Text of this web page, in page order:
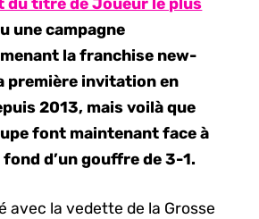
du titre de Joueur le plus
une campagne
la franchise new-
première invitation en
2013, mais voilà que
font maintenant face à
d’un gouffre de 3-1.
avec la vedette de la Grosse